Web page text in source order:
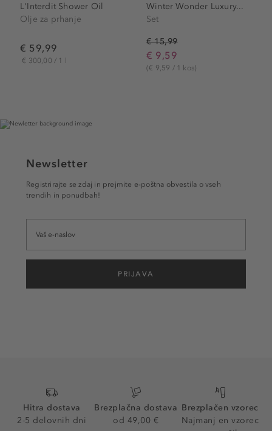
L'Interdit Shower Oil
Olje za prhanje
€ 59,99
€ 300,00 / 1 l
Winter Wonder Luxury...
Set
€ 15,99
€ 9,59
(€ 9,59 / 1 kos)
Newsletter
Registrirajte se zdaj in prejmite e-poštna obvestila o vseh
trendih in ponudbah!
PRIJAVA
Hitra dostava
2-5 delovnih dni
Brezplačna dostava
od 49,00 €
Brezplačen vzorec
Najmanj en vzorec